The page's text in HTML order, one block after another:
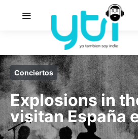
Conciertos
Explosions in
visitan España